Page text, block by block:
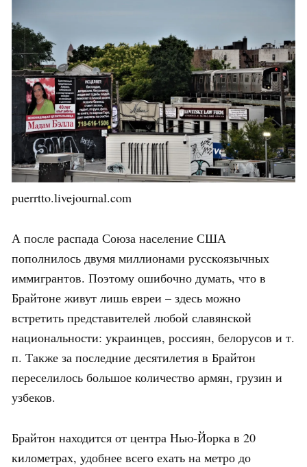
puerrtto.livejournal.com
А после распада Союза население США
пополнилось двумя миллионами русскоязычных
иммигрантов. Поэтому ошибочно думать, что в
Брайтоне живут лишь евреи – здесь можно
встретить представителей любой славянской
национальности: украинцев, россиян, белорусов и т.
п. Также за последние десятилетия в Брайтон
переселилось большое количество армян, грузин и
узбеков.
Брайтон находится от центра Нью-Йорка в 20
километрах, удобнее всего ехать на метро до